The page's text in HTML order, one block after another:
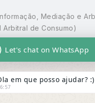
Mediação e
Arbitral de Consumo)
Let's chat on WhatsApp
em que posso ajudar? :)